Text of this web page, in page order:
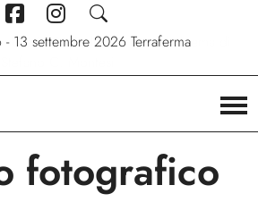
2026 Stelle. Ritratti nel cinema di
13 settembre 2026 Terraferma
- 27/09/2026 Via per le strade
fotografico